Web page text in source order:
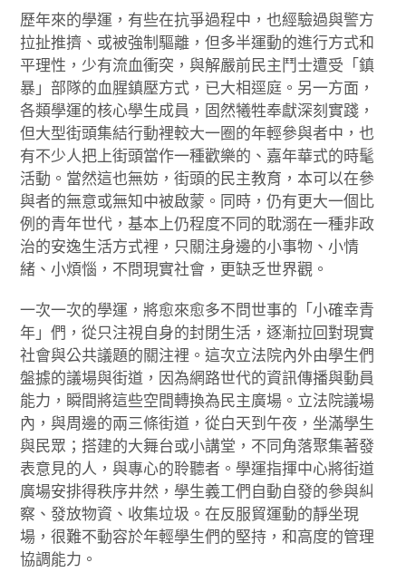
歷年來的學運，有些在抗爭過程中，也經驗過與警方
拉扯推擠、或被強制驅離，但多半運動的進行方式和
平理性，少有流血衝突，與解嚴前民主鬥士遭受「鎮
暴」部隊的血腥鎮壓方式，已大相逕庭。另一方面，
各類學運的核心學生成員，固然犧牲奉獻深刻實踐，
但大型街頭集結行動裡較大一圈的年輕參與者中，也
有不少人把上街頭當作一種歡樂的、嘉年華式的時髦
活動。當然這也無妨，街頭的民主教育，本可以在參
與者的無意或無知中被啟蒙。同時，仍有更大一個比
例的青年世代，基本上仍程度不同的耽溺在一種非政
治的安逸生活方式裡，只關注身邊的小事物、小情
緒、小煩惱，不問現實社會，更缺乏世界觀。
一次一次的學運，將愈來愈多不問世事的「小確幸青
年」們，從只注視自身的封閉生活，逐漸拉回對現實
社會與公共議題的關注裡。這次立法院內外由學生們
盤據的議場與街道，因為網路世代的資訊傳播與動員
能力，瞬間將這些空間轉換為民主廣場。立法院議場
內，與周邊的兩三條街道，從白天到午夜，坐滿學生
與民眾；搭建的大舞台或小講堂，不同角落聚集著發
表意見的人，與專心的聆聽者。學運指揮中心將街道
廣場安排得秩序井然，學生義工們自動自發的參與糾
察、發放物資、收集垃圾。在反服貿運動的靜坐現
場，很難不動容於年輕學生們的堅持，和高度的管理
協調能力。